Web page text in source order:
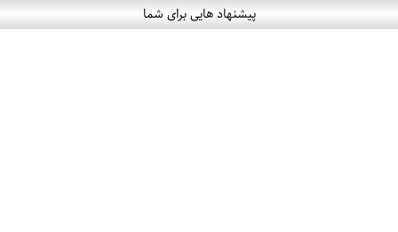
پیشنهاد هایی برای شما